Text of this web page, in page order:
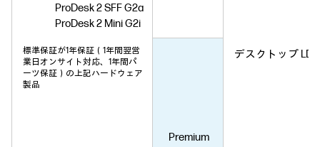
ProDesk 2 SFF G2a
ProDesk 2 Mini G2i
標準保証が1年保証（1年間翌営
業日オンサイト対応、1年間パ
ーツ保証）の上記ハードウェア
製品
デスクトップ LD
Premium